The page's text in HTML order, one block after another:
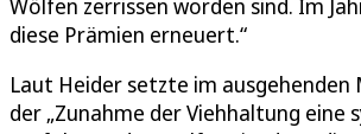
Wölfen zerrissen worden sind. Im
diese Prämien erneuert.“
Laut Heider setzte im
der „Zunahme der Viehhaltung eine